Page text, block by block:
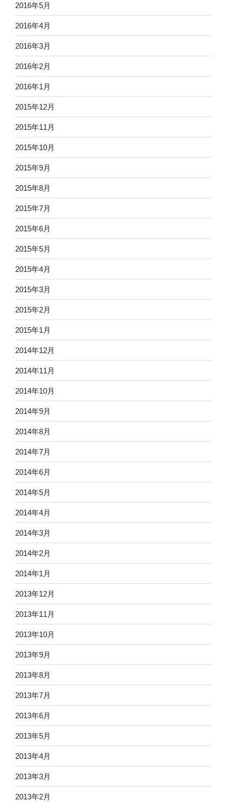
2016年5月
2016年4月
2016年3月
2016年2月
2016年1月
2015年12月
2015年11月
2015年10月
2015年9月
2015年8月
2015年7月
2015年6月
2015年5月
2015年4月
2015年3月
2015年2月
2015年1月
2014年12月
2014年11月
2014年10月
2014年9月
2014年8月
2014年7月
2014年6月
2014年5月
2014年4月
2014年3月
2014年2月
2014年1月
2013年12月
2013年11月
2013年10月
2013年9月
2013年8月
2013年7月
2013年6月
2013年5月
2013年4月
2013年3月
2013年2月